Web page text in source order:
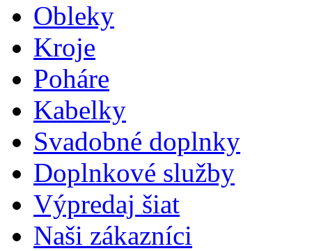
Obleky
Kroje
Poháre
Kabelky
Svadobné doplnky
Doplnkové služby
Výpredaj šiat
Naši zákazníci